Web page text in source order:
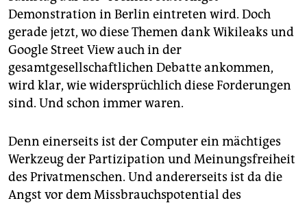
epaper login
Demonstration in Berlin eintreten wird. Doch
gerade jetzt, wo diese Themen dank Wikileaks und
Google Street View auch in der
gesamtgesellschaftlichen Debatte ankommen,
wird klar, wie widersprüchlich diese Forderungen
sind. Und schon immer waren.
Denn einerseits ist der Computer ein mächtiges
Werkzeug der Partizipation und Meinungsfreiheit
des Privatmenschen. Und andererseits ist da die
Angst vor dem Missbrauchspotential des